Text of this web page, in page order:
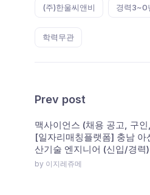
(주)한울씨앤비 경력3~0
학력무관
Prev post
맥사이언스 (채용 공고, 구
[일자리매칭플랫폼] 충남 아
산기술 엔지니어 (신입/경력
by 이지레쥬메